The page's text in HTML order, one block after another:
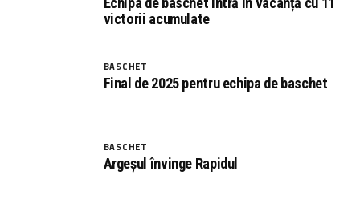
victorii acumulate
BASCHET
Final de 2025 pentru echipa de baschet
BASCHET
Argeșul învinge Rapidul